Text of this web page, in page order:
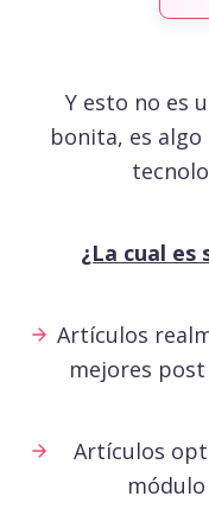
Y esto no es
bonita, es
¿La cual
Artículos
mejores
Artículos
módulo